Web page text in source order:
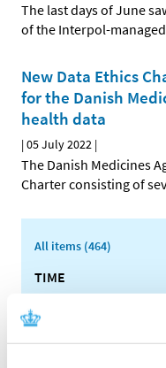
The last days of June
of the Interpol-managed
New Data Ethics
for the Danish
health data
|05 July 2022 |
The Danish Medicines
Charter consisting of
All items (464)
TIME
2025 (23)